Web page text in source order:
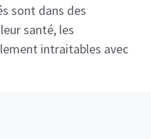
sont dans des
santé, les
intraitables avec